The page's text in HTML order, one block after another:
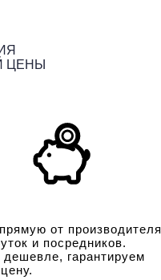
ЦЕНЫ
от производителя
и посредников.
дешевле, гарантируем